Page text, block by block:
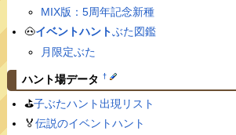
MIX版：5周年記念新種
🐽イベントハントぶた図鑑
月限定ぶた
ハント場データ †
⛳️子ぶたハント出現リスト
🏅伝説のイベントハント